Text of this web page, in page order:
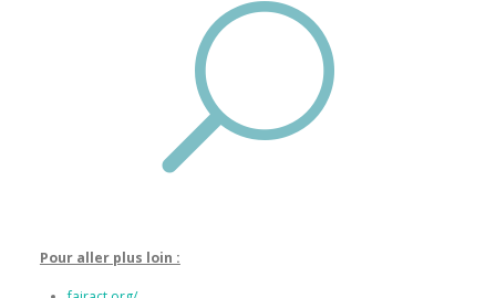
U
Pour aller plus loin :